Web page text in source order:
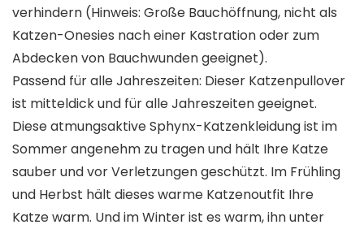
verhindern (Hinweis: Große Bauchöffnung, nicht als
Katzen-Onesies nach einer Kastration oder zum
Abdecken von Bauchwunden geeignet).
Passend für alle Jahreszeiten: Dieser Katzenpullover
ist mitteldick und für alle Jahreszeiten geeignet.
Diese atmungsaktive Sphynx-Katzenkleidung ist im
Sommer angenehm zu tragen und hält Ihre Katze
sauber und vor Verletzungen geschützt. Im Frühling
und Herbst hält dieses warme Katzenoutfit Ihre
Katze warm. Und im Winter ist es warm, ihn unter